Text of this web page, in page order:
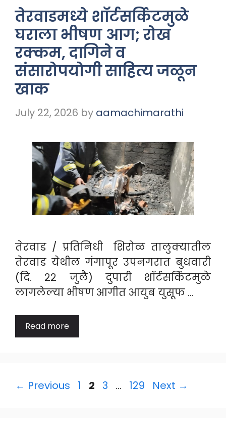
तेरवाडमध्ये शॉर्टसर्किटमुळे
घराला भीषण आग; रोख
रक्कम, दागिने व
संसारोपयोगी साहित्य जळून
खाक
July 22, 2026 by aamachimarathi
तेरवाड / प्रतिनिधी शिरोळ तालुक्यातील
तेरवाड येथील गंगापूर उपनगरात बुधवारी
(दि. २२ जुलै) दुपारी शॉर्टसर्किटमुळे
लागलेल्या भीषण आगीत आयुब युसूफ …
Read more
← Previous Page
1 Page
2 Page
3 … Page
129 Next →